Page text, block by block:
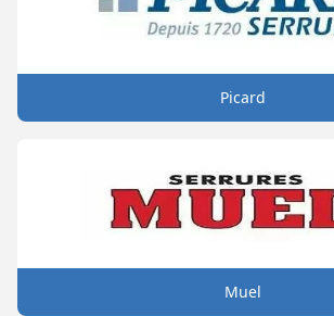
Picard
Muel